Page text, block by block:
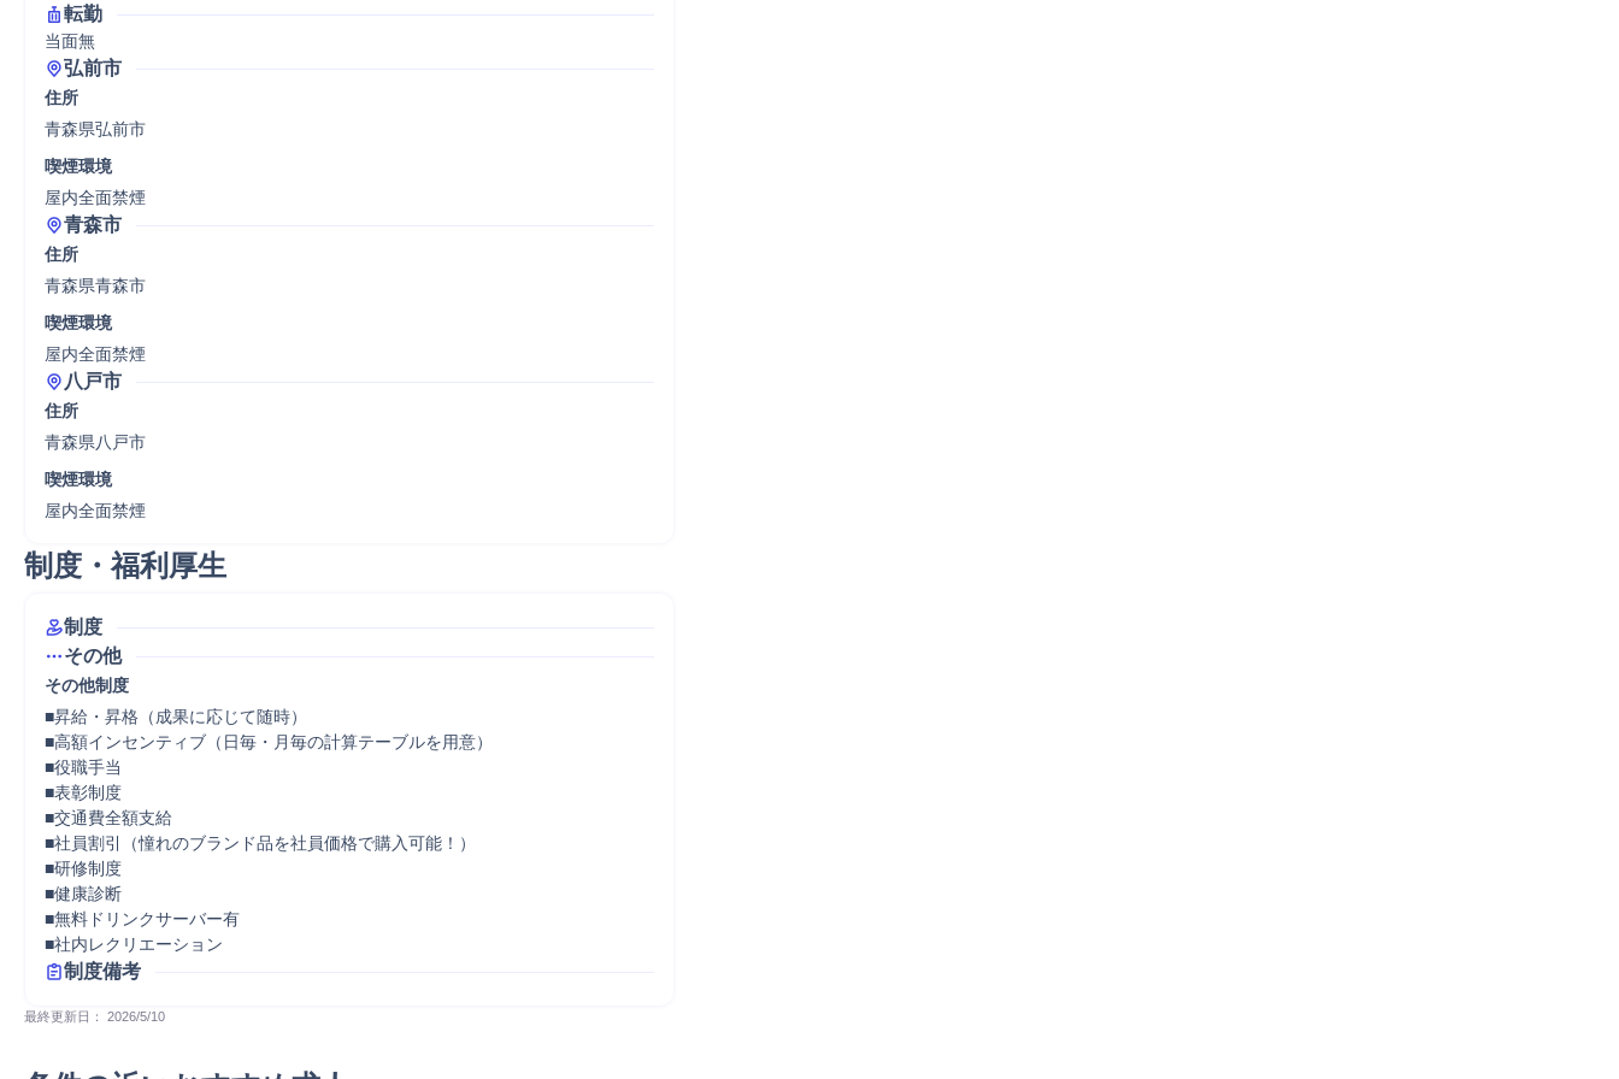
転勤
当面無
弘前市
住所
青森県弘前市
喫煙環境
屋内全面禁煙
青森市
住所
青森県青森市
喫煙環境
屋内全面禁煙
八戸市
住所
青森県八戸市
喫煙環境
屋内全面禁煙
制度・福利厚生
制度
その他
その他制度
■昇給・昇格（成果に応じて随時）
■高額インセンティブ（日毎・月毎の計算テーブルを用意）
■役職手当
■表彰制度
■交通費全額支給
■社員割引（憧れのブランド品を社員価格で購入可能！）
■研修制度
■健康診断
■無料ドリンクサーバー有
■社内レクリエーション
制度備考
最終更新日： 2026/5/10